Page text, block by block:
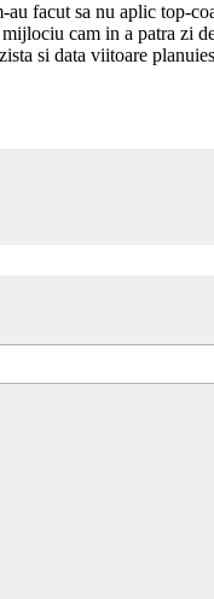
facut sa nu aplic top-
cam in a patra zi
si data viitoare